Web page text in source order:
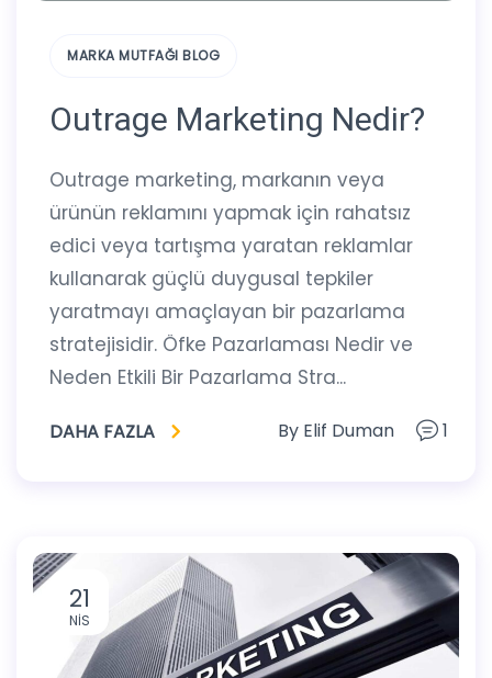
MARKA MUTFAĞI BLOG
Outrage Marketing Nedir?
Outrage marketing, markanın veya
ürünün reklamını yapmak için rahatsız
edici veya tartışma yaratan reklamlar
kullanarak güçlü duygusal tepkiler
yaratmayı amaçlayan bir pazarlama
stratejisidir. Öfke Pazarlaması Nedir ve
Neden Etkili Bir Pazarlama Stra...
DAHA FAZLA By Elif Duman 1
21
NIS